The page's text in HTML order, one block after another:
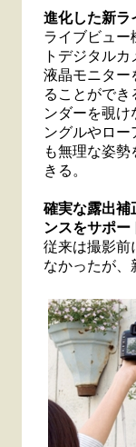
進化した新ラ
ライブビュー
トデジタル
液晶モニター
ることができ
ンダーを覗け
ングルやロー
も無理な姿
きる。
確実な露出補
ンスをサポー
従来は撮影前
なかったが、